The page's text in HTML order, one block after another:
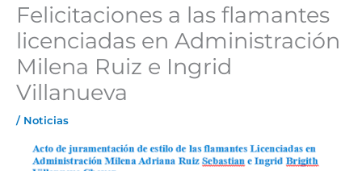
Felicitaciones a las flamantes
licenciadas en Administración
Milena Ruiz e Ingrid
Villanueva
/ Noticias